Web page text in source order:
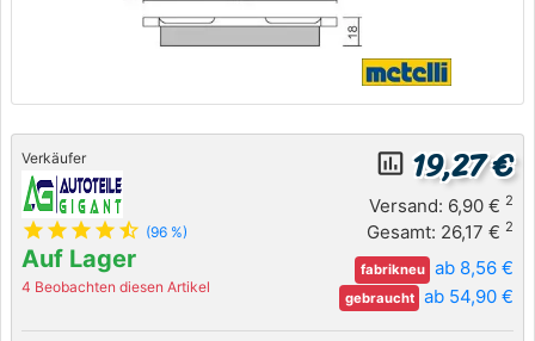
Verkäufer
star star star star star_half (96 %)
Auf Lager
4 Beobachten diesen Artikel
insert_chart_outlined 19,27 €
Versand: 6,90 € 2
Gesamt: 26,17 € 2
fabrikneu ab 8,56 €
gebraucht ab 54,90 €